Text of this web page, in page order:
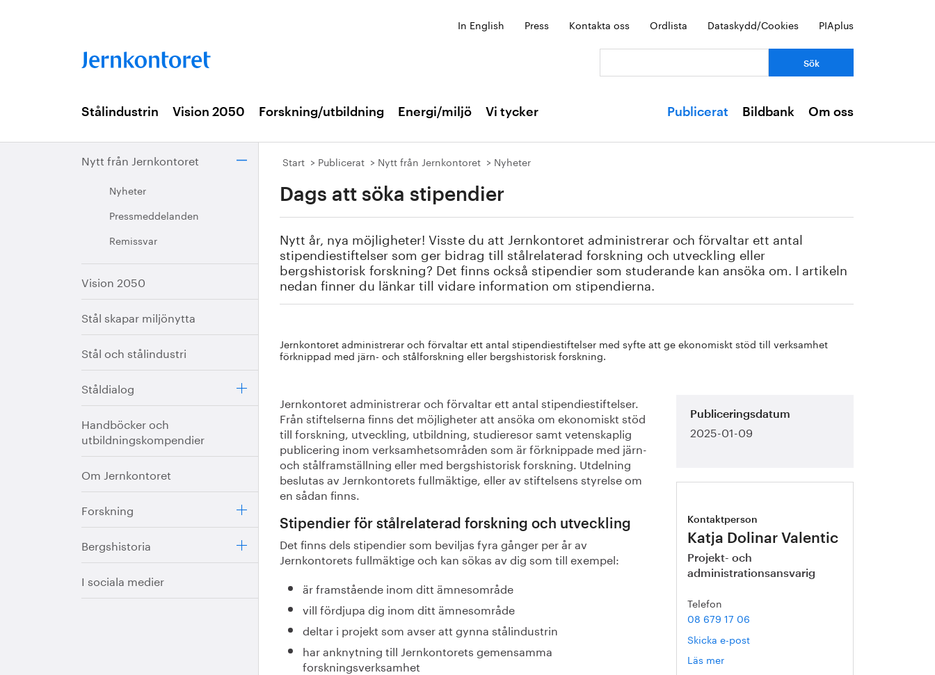
In English Press Kontakta oss Ordlista Dataskydd/Cookies PIAplus
Stålindustrin Vision 2050 Forskning/utbildning Energi/miljö Vi tycker Publicerat Bildbank Om oss
Nytt från Jernkontoret
Nyheter
Pressmeddelanden
Remissvar
Vision 2050
Stål skapar miljönytta
Stål och stålindustri
Ståldialog
Handböcker och
utbildningskompendier
Om Jernkontoret
Forskning
Bergshistoria
I sociala medier
Start Publicerat Nytt från Jernkontoret Nyheter
Dags att söka stipendier
Nytt år, nya möjligheter! Visste du att Jernkontoret administrerar och förvaltar ett antal
stipendiestiftelser som ger bidrag till stålrelaterad forskning och utveckling eller
bergshistorisk forskning? Det finns också stipendier som studerande kan ansöka om. I artikeln
nedan finner du länkar till vidare information om stipendierna.
Jernkontoret administrerar och förvaltar ett antal stipendiestiftelser med syfte att ge ekonomiskt stöd till verksamhet
förknippad med järn- och stålforskning eller bergshistorisk forskning.
Jernkontoret administrerar och förvaltar ett antal stipendiestiftelser.
Från stiftelserna finns det möjligheter att ansöka om ekonomiskt stöd
till forskning, utveckling, utbildning, studieresor samt vetenskaplig
publicering inom verksamhetsområden som är förknippade med järn-
och stålframställning eller med bergshistorisk forskning. Utdelning
beslutas av Jernkontorets fullmäktige, eller av stiftelsens styrelse om
en sådan finns.
Stipendier för stålrelaterad forskning och utveckling
Det finns dels stipendier som beviljas fyra gånger per år av
Jernkontorets fullmäktige och kan sökas av dig som till exempel:
är framstående inom ditt ämnesområde
vill fördjupa dig inom ditt ämnesområde
deltar i projekt som avser att gynna stålindustrin
har anknytning till Jernkontorets gemensamma
forskningsverksamhet
Publiceringsdatum
2025-01-09
Kontaktperson
Katja Dolinar Valentic
Projekt- och
administrationsansvarig
Telefon
08 679 17 06
Skicka e-post
Läs mer